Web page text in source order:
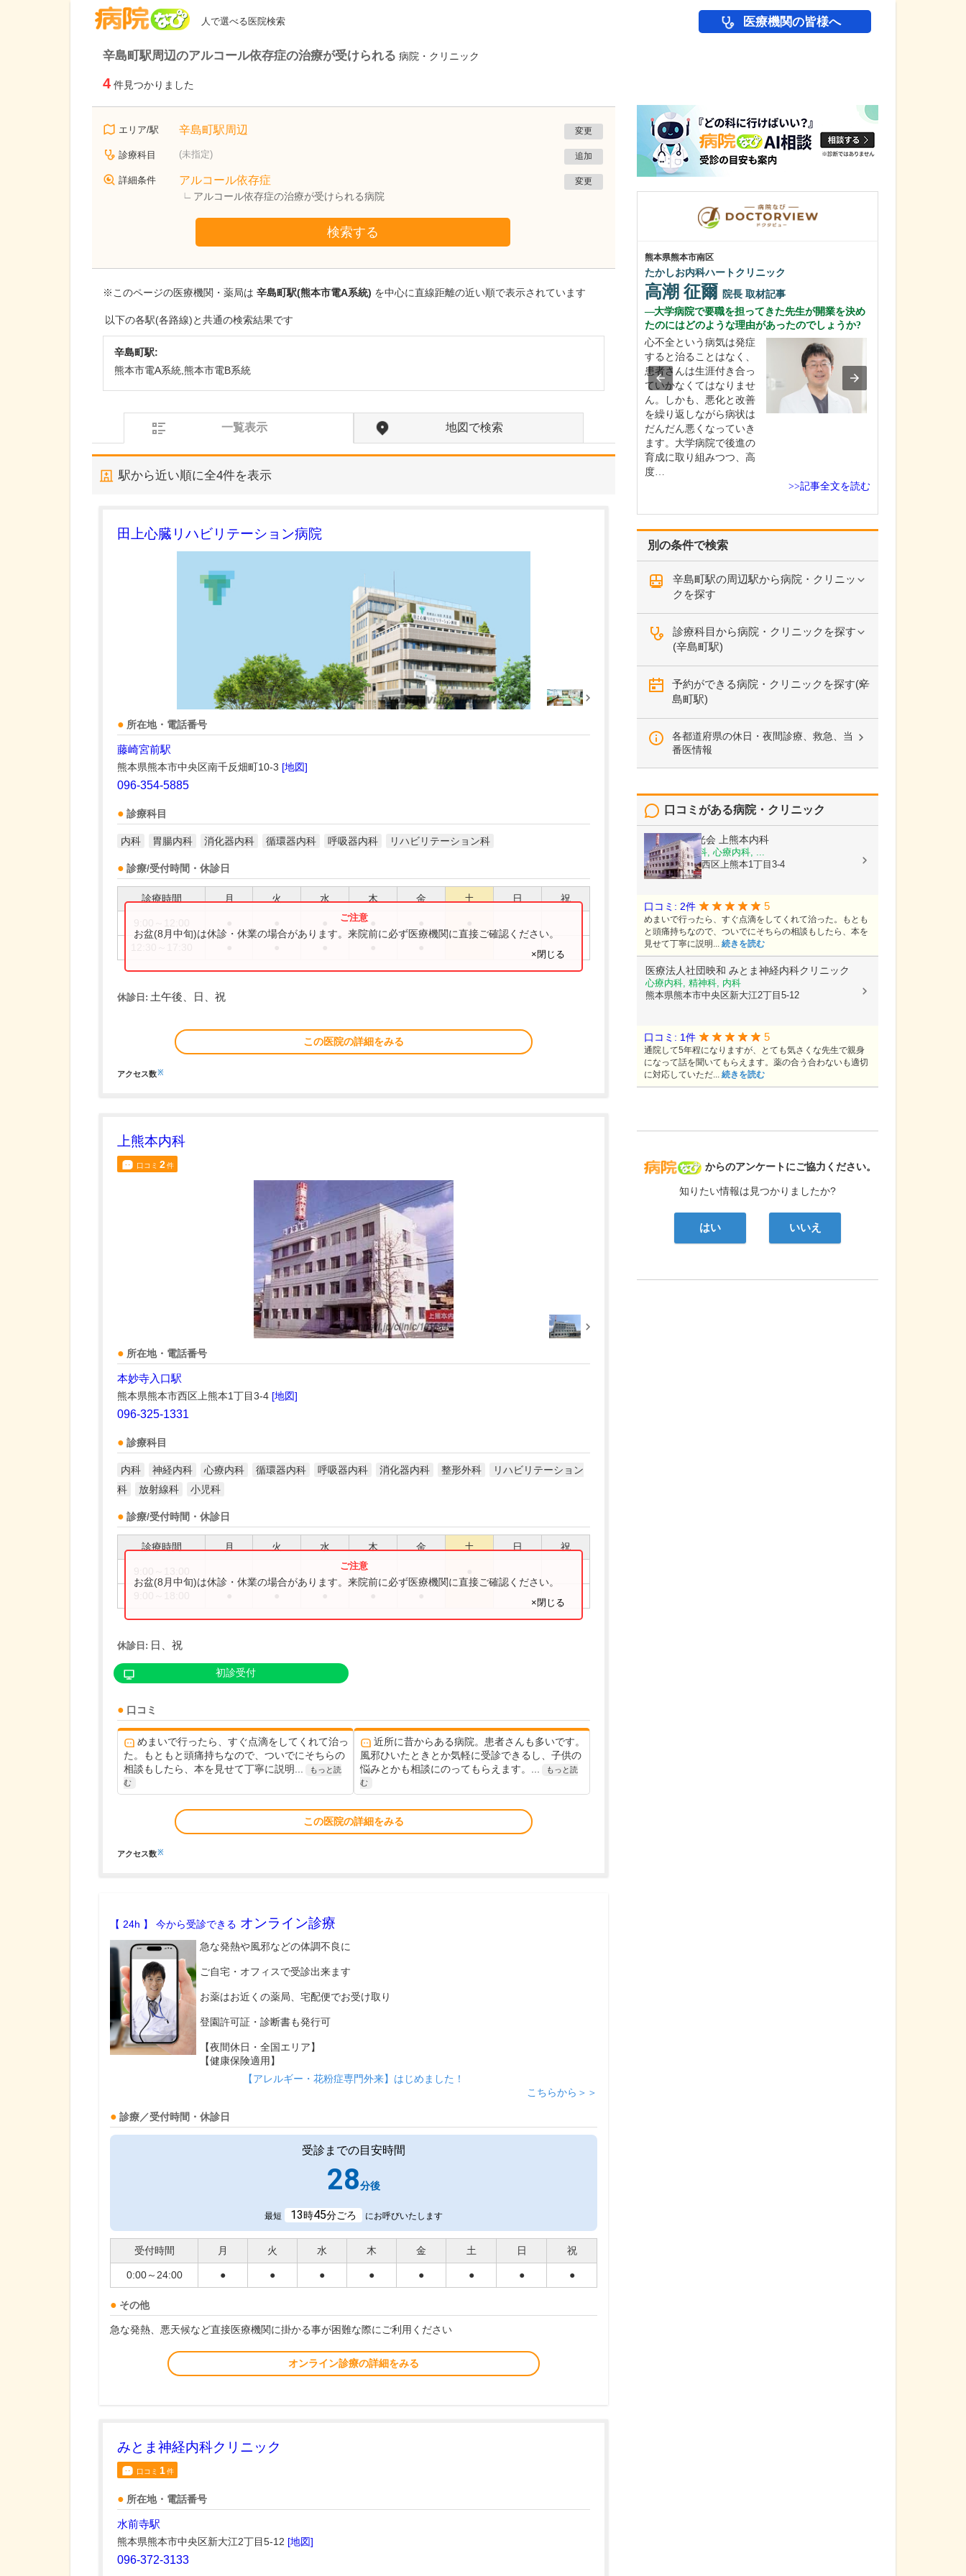
人で選べる医院検索 医療機関の皆様へ
辛島町駅周辺のアルコール依存症の治療が受けられる 病院・クリニック
4 件見つかりました
エリア/駅 辛島町駅周辺 変更
診療科目 (未指定) 追加
詳細条件 アルコール依存症
アルコール依存症の治療が受けられる病院
変更
検索する
※このページの医療機関・薬局は 辛島町駅(熊本市電A系統) を中心に直線距離の近い順で表示されています
以下の各駅(各路線)と共通の検索結果です
辛島町駅:
熊本市電A系統,熊本市電B系統
一覧表示 地図で検索
駅から近い順に全4件を表示
田上心臓リハビリテーション病院
所在地・電話番号
藤崎宮前駅
熊本県熊本市中央区南千反畑町10-3 [地図]
096-354-5885
診療科目
内科 胃腸内科 消化器内科 循環器内科 呼吸器内科 リハビリテーション科
診療/受付時間・休診日
診療時間 月 火 水 木 金 土 日 祝
お盆(8月中旬)は休診・休業の場合があります。来院前に必ず医療機関に直接ご確認ください。
×閉じる
休診日: 土午後、日、祝
この医院の詳細をみる
アクセス数※
上熊本内科
口コミ 2件
所在地・電話番号
本妙寺入口駅
熊本県熊本市西区上熊本1丁目3-4 [地図]
096-325-1331
診療科目
内科 神経内科 心療内科 循環器内科 呼吸器内科 消化器内科 整形外科
リハビリテーション
科
放射線科 小児科
診療/受付時間・休診日
診療時間 月 火 水 木 金 土 日 祝
お盆(8月中旬)は休診・休業の場合があります。来院前に必ず医療機関に直接ご確認ください。
×閉じる
休診日: 日、祝
初診受付
口コミ
めまいで行ったら、すぐ点滴をしてくれて治っ
た。もともと頭痛持ちなので、ついでにそちらの
相談もしたら、本を見せて丁寧に説明...
もっと読
む
近所に昔からある病院。患者さんも多いです。
風邪ひいたときとか気軽に受診できるし、子供の
悩みとかも相談にのってもらえます。...
もっと読
む
この医院の詳細をみる
アクセス数※
【 24h 】 今から受診できる オンライン診療
急な発熱や風邪などの体調不良に
ご自宅・オフィスで受診出来ます
お薬はお近くの薬局、宅配便でお受け取り
登園許可証・診断書も発行可
【夜間休日・全国エリア】
【健康保険適用】
【アレルギー・花粉症専門外来】はじめました！
こちらから＞＞
診療／受付時間・休診日
受診までの目安時間
28分後
最短 13時45分ごろ にお呼びいたします
受付時間 月 火 水 木 金 土 日 祝
0:00～24:00 ● ● ● ● ● ● ● ●
その他
急な発熱、悪天候など直接医療機関に掛かる事が困難な際にご利用ください
オンライン診療の詳細をみる
みとま神経内科クリニック
口コミ 1件
所在地・電話番号
水前寺駅
熊本県熊本市中央区新大江2丁目5-12 [地図]
096-372-3133
別の条件で検索
辛島町駅の周辺駅から病院・クリニッ
クを探す
診療科目から病院・クリニックを探す
(辛島町駅)
予約ができる病院・クリニックを探す(辛
島町駅)
各都道府県の休日・夜間診療、救急、当
番医情報
病院なび
からのアンケートにご協力ください。
知りたい情報は見つかりましたか?
はい いいえ
口コミがある病院・クリニック
医療法人陽光会 上熊本内科
内科, 神経内科, 心療内科, ...
熊本県熊本市西区上熊本1丁目3-4
口コミ: 2件 5
めまいで行ったら、すぐ点滴をしてくれて治った。もとも
と頭痛持ちなので、ついでにそちらの相談もしたら、本を
見せて丁寧に説明... 続きを読む
医療法人社団映和 みとま神経内科クリニック
心療内科, 精神科, 内科
熊本県熊本市中央区新大江2丁目5-12
口コミ: 1件 5
通院して5年程になりますが、とても気さくな先生で親身
になって話を聞いてもらえます。薬の合う合わないも適切
に対応していただ... 続きを読む
熊本県熊本市南区
たかしお内科ハートクリニック
高潮 征爾 院長 取材記事
大学病院で要職を担ってきた先生が開業を決め
たのにはどのような理由があったのでしょうか?
心不全という病気は発症
すると治ることはなく、
患者さんは生涯付き合っ
ていかなくてはなりませ
ん。しかも、悪化と改善
を繰り返しながら病状は
だんだん悪くなっていき
ます。大学病院で後進の
育成に取り組みつつ、高
度…
>>記事全文を読む
千里北在宅クリニック
菅 泰彦院長取材記事
や間質性肺炎の末期で大
学病院や基幹病院での治
療を終え、緩和ケアを必
要とされる患者さんも多